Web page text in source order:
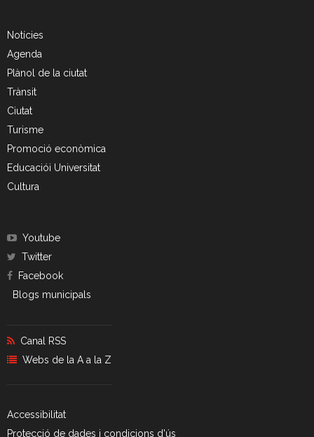
Notícies
Agenda
Plànol de la ciutat
Trànsit
Ciutat
Turisme
Promoció econòmica
Educaciói Universitat
Cultura
Youtube
Twitter
Facebook
Blogs municipals
Canal RSS
Webs de la A a la Z
Accessibilitat
Protecció de dades i condicions d'ús